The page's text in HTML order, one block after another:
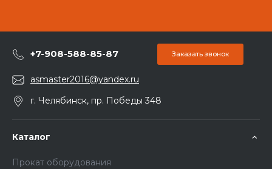
+7-908-588-85-87 Заказать звонок
asmaster2016@yandex.ru
г. Челябинск, пр. Победы 348
Каталог
Прокат оборудования